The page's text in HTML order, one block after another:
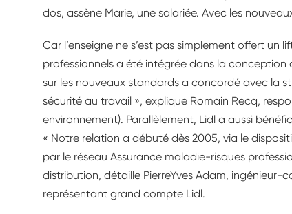
dos, assène Marie, une salariée. Avec les
Car l’enseigne ne s’est pas simplement offert un
professionnels a été intégrée dans la
sur les nouveaux standards a concordé avec la
sécurité au travail », explique Romain Recq,
environnement). Parallèlement, Lidl a aussi
« Notre relation a débuté dès 2005, via le
par le réseau Assurance maladie-risques
distribution, détaille PierreYves Adam, ingénieur-
représentant grand compte Lidl.